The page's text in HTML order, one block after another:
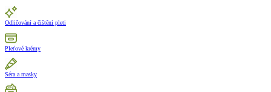
Odličování a čištění pleti
Pleťové krémy
Séra a masky